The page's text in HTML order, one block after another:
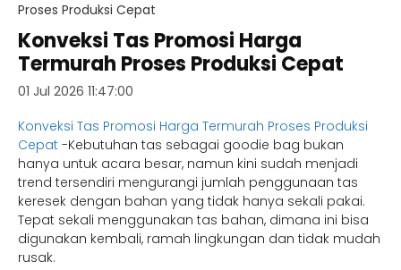
Proses Produksi Cepat
Konveksi Tas Promosi Harga
Termurah Proses Produksi Cepat
01 Jul 2026 11:47:00
Konveksi Tas Promosi Harga Termurah Proses Produksi
Cepat -Kebutuhan tas sebagai goodie bag bukan
hanya untuk acara besar, namun kini sudah menjadi
trend tersendiri mengurangi jumlah penggunaan tas
keresek dengan bahan yang tidak hanya sekali pakai.
Tepat sekali menggunakan tas bahan, dimana ini bisa
digunakan kembali, ramah lingkungan dan tidak mudah
rusak.